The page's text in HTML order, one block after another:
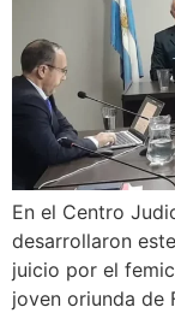
En el Centro
desarrollaron
juicio por el
joven oriunda de